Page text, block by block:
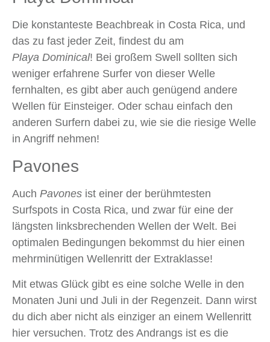
Die konstanteste Beachbreak in Costa Rica, und
das zu fast jeder Zeit, findest du am
Playa Dominical! Bei großem Swell sollten sich
weniger erfahrene Surfer von dieser Welle
fernhalten, es gibt aber auch genügend andere
Wellen für Einsteiger. Oder schau einfach den
anderen Surfern dabei zu, wie sie die riesige Welle
in Angriff nehmen!
Pavones
Auch Pavones ist einer der berühmtesten
Surfspots in Costa Rica, und zwar für eine der
längsten linksbrechenden Wellen der Welt. Bei
optimalen Bedingungen bekommst du hier einen
mehrminütigen Wellenritt der Extraklasse!
Mit etwas Glück gibt es eine solche Welle in den
Monaten Juni und Juli in der Regenzeit. Dann wirst
du dich aber nicht als einziger an einem Wellenritt
hier versuchen. Trotz des Andrangs ist es die